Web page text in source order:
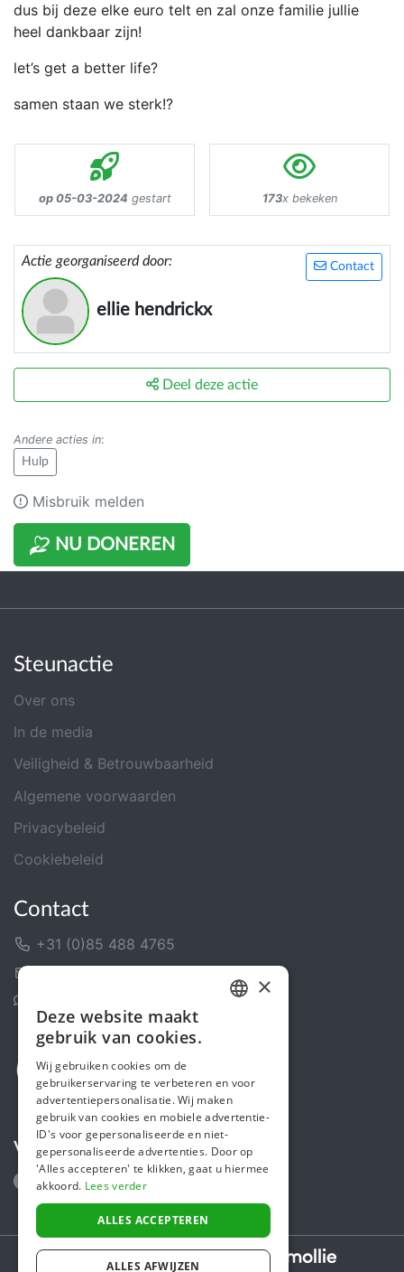
dus bij deze elke euro telt en zal onze familie jullie
heel dankbaar zijn!
let’s get a better life?
samen staan we sterk!?
op 05-03-2024 gestart 173x bekeken
Contact
Actie georganiseerd door:
ellie hendrickx
NU DONEREN
Deel deze actie
Andere acties in:
Hulp
Misbruik melden
Steunactie
Over ons
In de media
Veiligheid & Betrouwbaarheid
Algemene voorwaarden
Privacybeleid
Cookiebeleid
Contact
+31 (0)85 488 4765
Volg ons
Secure payments powered by
ENGLISH
×
Deze website maakt
gebruik van cookies.
Wij gebruiken cookies om de
gebruikerservaring te verbeteren en voor
advertentiepersonalisatie. Wij maken
gebruik van cookies en mobiele advertentie-
ID's voor gepersonaliseerde en niet-
gepersonaliseerde advertenties. Door op
'Alles accepteren' te klikken, gaat u hiermee
akkoord. Lees verder
ALLES ACCEPTEREN
ALLES AFWIJZEN